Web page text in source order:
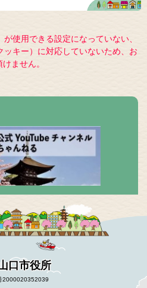
使用できる設定になっていない、
ッキー）に対応していないため、お
ません。
口市役所
2000020352039